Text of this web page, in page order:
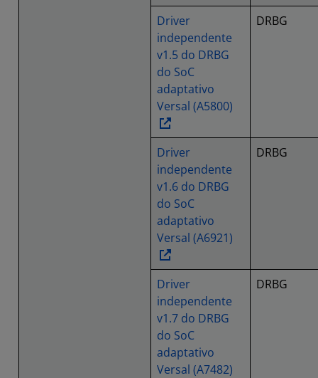
Driver
independente
v1.5 do DRBG
do SoC
adaptativo
Versal (A5800)
DRBG
Driver
independente
v1.6 do DRBG
do SoC
adaptativo
Versal (A6921)
DRBG
Driver
independente
v1.7 do DRBG
do SoC
adaptativo
Versal (A7482)
DRBG